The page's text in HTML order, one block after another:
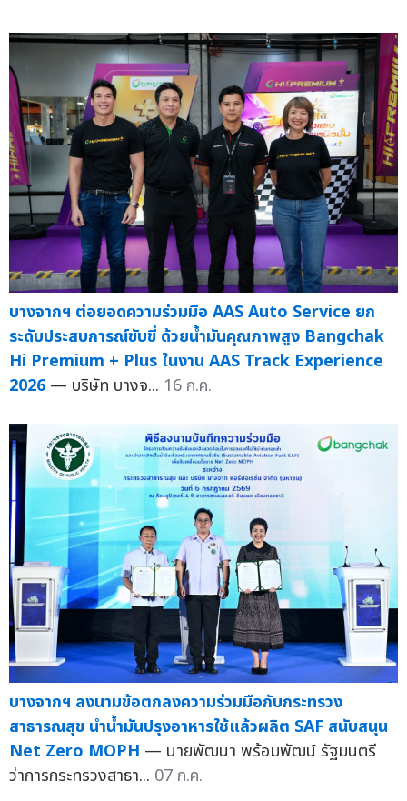
บางจากฯ ต่อยอดความร่วมมือ AAS Auto Service ยก
ระดับประสบการณ์ขับขี่ ด้วยน้ำมันคุณภาพสูง Bangchak
Hi Premium + Plus ในงาน AAS Track Experience
2026 — บริษัท บางจ... 16 ก.ค.
บางจากฯ ลงนามข้อตกลงความร่วมมือกับกระทรวง
สาธารณสุข นำน้ำมันปรุงอาหารใช้แล้วผลิต SAF สนับสนุน
Net Zero MOPH — นายพัฒนา พร้อมพัฒน์ รัฐมนตรี
ว่าการกระทรวงสาธา... 07 ก.ค.